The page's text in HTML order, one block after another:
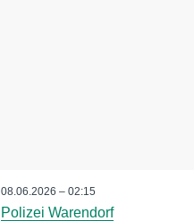
08.06.2026 – 02:15
Polizei Warendorf